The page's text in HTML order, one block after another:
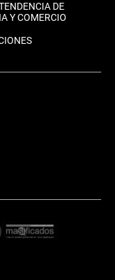
DE
Y COMERCIO